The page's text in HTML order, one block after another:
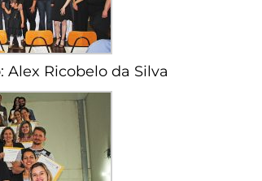
Alex Ricobelo da Silva